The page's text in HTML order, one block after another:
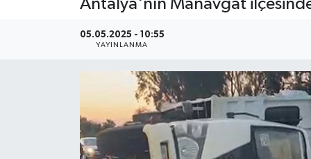
Antalya'nın Manavgat
05.05.2025 - 10:55
YAYINLANMA
Günün Manşetleri
Haber Kuşakları
Süper Lig Puan Durumu ve Fikstür
Tüm Manşetler
Son Dakika Haberleri
Haber Arşivi